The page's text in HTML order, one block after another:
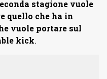
stagione vuole
quello che ha in
vuole portare sul
kick.